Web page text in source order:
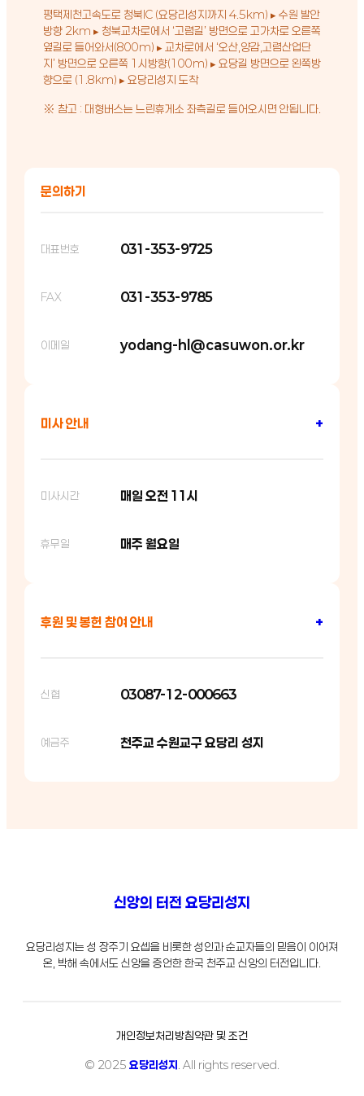
평택제천고속도로 청북IC (요당리성지까지 4.5km) ▸ 수원 발안
방향 2km ▸ 청북교차로에서 ‘고렴길’ 방면으로 고가차로 오른쪽
옆길로 들어와서(800m) ▸ 교차로에서 ‘오산,양감,고렴산업단
지’ 방면으로 오른쪽 1시방향(100m) ▸ 요당길 방면으로 왼쪽방
향으로 (1.8km) ▸ 요당리성지 도착
※ 참고 : 대형버스는 느린휴게소 좌측길로 들어오시면 안됩니다.
문의하기
대표번호 031-353-9725
FAX 031-353-9785
이메일 yodang-hl@casuwon.or.kr
미사 안내 +
미사시간 매일 오전 11시
휴무일 매주 월요일
후원 및 봉헌 참여 안내 +
신협 03087-12-000663
예금주 천주교 수원교구 요당리 성지
신앙의 터전 요당리성지
요당리성지는 성 장주기 요셉을 비롯한 성인과 순교자들의 믿음이 이어져
온, 박해 속에서도 신앙을 증언한 한국 천주교 신앙의 터전입니다.
개인정보처리방침약관 및 조건
© 2025 요당리성지 . All rights reserved.